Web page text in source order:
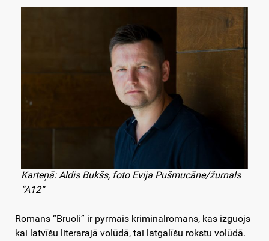
Karteņā: Aldis Bukšs, foto Evija Pušmucāne/žurnals
“A12”
Romans “Bruoli” ir pyrmais kriminalromans, kas izguojs
kai latvīšu literarajā volūdā, tai latgalīšu rokstu volūdā.